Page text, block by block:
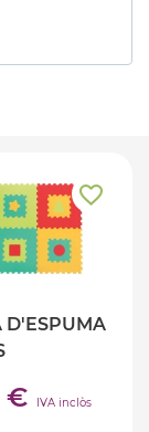
D'ESPUMA
€ IVA inclòs